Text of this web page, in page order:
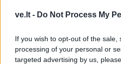
ve.lt - Do Not Process My
If you wish to opt-out of the
processing of your personal or
targeted advertising by us,